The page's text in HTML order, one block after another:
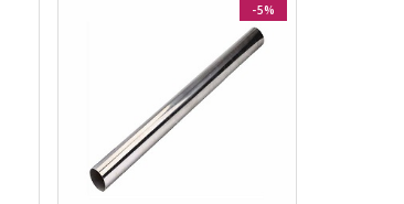
-5%